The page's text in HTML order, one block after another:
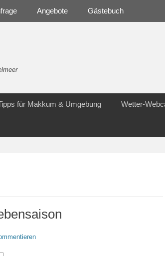
Angebote Gästebuch
für Makkum & Umgebung Wetter-